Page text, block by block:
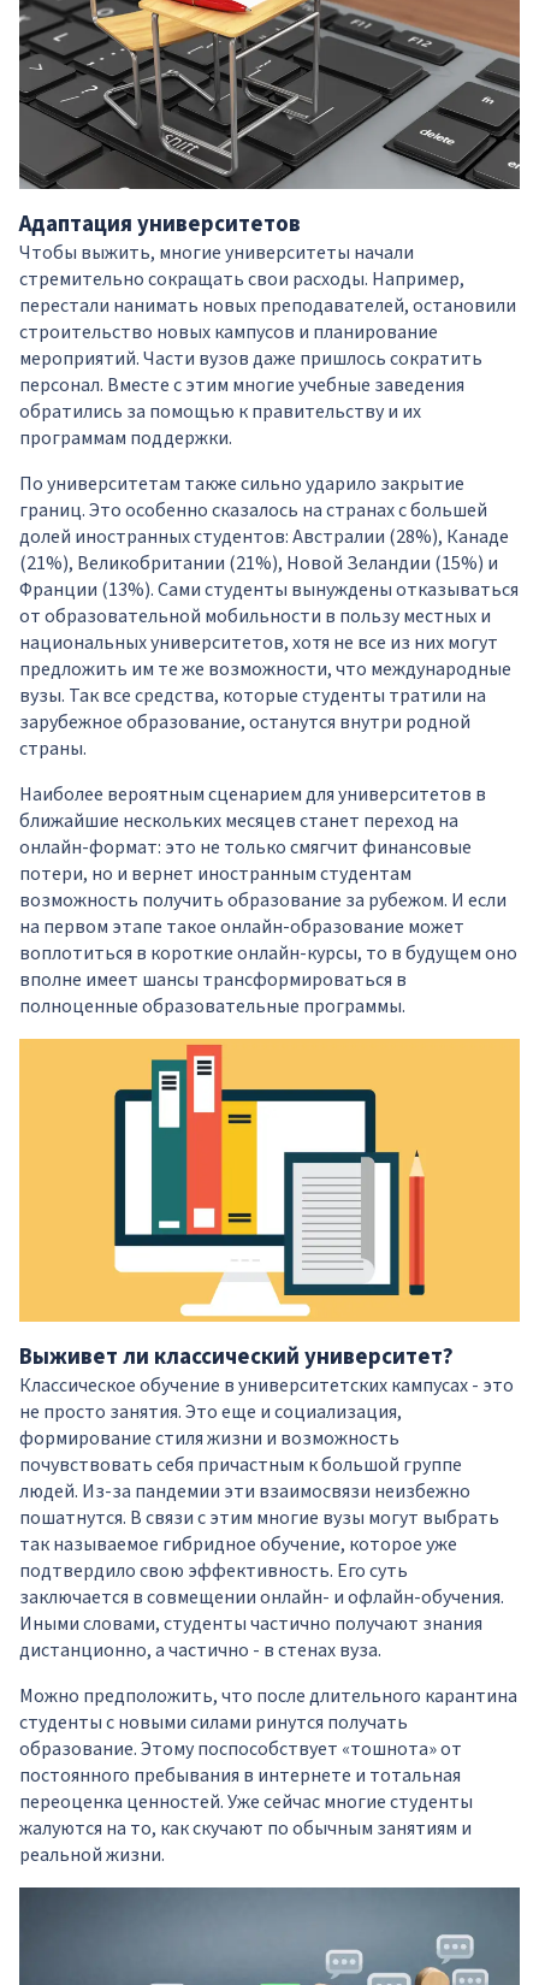
Адаптация университетов
Чтобы выжить, многие университеты начали
стремительно сокращать свои расходы. Например,
перестали нанимать новых преподавателей, остановили
строительство новых кампусов и планирование
мероприятий. Части вузов даже пришлось сократить
персонал. Вместе с этим многие учебные заведения
обратились за помощью к правительству и их
программам поддержки.
По университетам также сильно ударило закрытие
границ. Это особенно сказалось на странах с большей
долей иностранных студентов: Австралии (28%), Канаде
(21%), Великобритании (21%), Новой Зеландии (15%) и
Франции (13%). Сами студенты вынуждены отказываться
от образовательной мобильности в пользу местных и
национальных университетов, хотя не все из них могут
предложить им те же возможности, что международные
вузы. Так все средства, которые студенты тратили на
зарубежное образование, останутся внутри родной
страны.
Наиболее вероятным сценарием для университетов в
ближайшие нескольких месяцев станет переход на
онлайн-формат: это не только смягчит финансовые
потери, но и вернет иностранным студентам
возможность получить образование за рубежом. И если
на первом этапе такое онлайн-образование может
воплотиться в короткие онлайн-курсы, то в будущем оно
вполне имеет шансы трансформироваться в
полноценные образовательные программы.
Выживет ли классический университет?
Классическое обучение в университетских кампусах - это
не просто занятия. Это еще и социализация,
формирование стиля жизни и возможность
почувствовать себя причастным к большой группе
людей. Из-за пандемии эти взаимосвязи неизбежно
пошатнутся. В связи с этим многие вузы могут выбрать
так называемое гибридное обучение, которое уже
подтвердило свою эффективность. Его суть
заключается в совмещении онлайн- и офлайн-обучения.
Иными словами, студенты частично получают знания
дистанционно, а частично - в стенах вуза.
Можно предположить, что после длительного карантина
студенты с новыми силами ринутся получать
образование. Этому поспособствует «тошнота» от
постоянного пребывания в интернете и тотальная
переоценка ценностей. Уже сейчас многие студенты
жалуются на то, как скучают по обычным занятиям и
реальной жизни.